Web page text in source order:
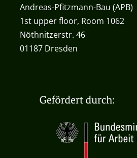
Andreas-Pfitzmann-Bau (APB)
1st upper floor, Room 1062
Nöthnitzerstr. 46
01187 Dresden